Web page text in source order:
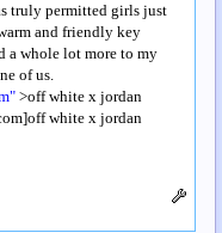
truly permitted girls just
and friendly key
a whole lot more to my
of us.
>off white x jordan
white x jordan